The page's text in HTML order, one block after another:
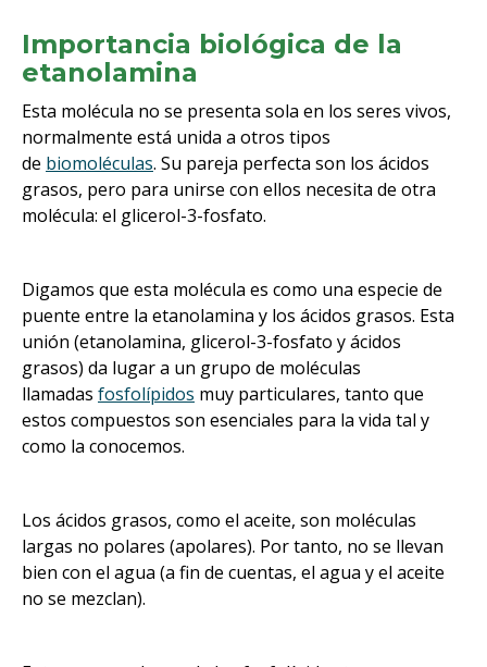
Importancia biológica de la
etanolamina
Esta molécula no se presenta sola en los seres vivos,
normalmente está unida a otros tipos
de biomoléculas. Su pareja perfecta son los ácidos
grasos, pero para unirse con ellos necesita de otra
molécula: el glicerol-3-fosfato.
Digamos que esta molécula es como una especie de
puente entre la etanolamina y los ácidos grasos. Esta
unión (etanolamina, glicerol-3-fosfato y ácidos
grasos) da lugar a un grupo de moléculas
llamadas fosfolípidos muy particulares, tanto que
estos compuestos son esenciales para la vida tal y
como la conocemos.
Los ácidos grasos, como el aceite, son moléculas
largas no polares (apolares). Por tanto, no se llevan
bien con el agua (a fin de cuentas, el agua y el aceite
no se mezclan).